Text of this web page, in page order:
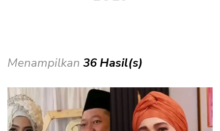
Menampilkan 36 Hasil(s)